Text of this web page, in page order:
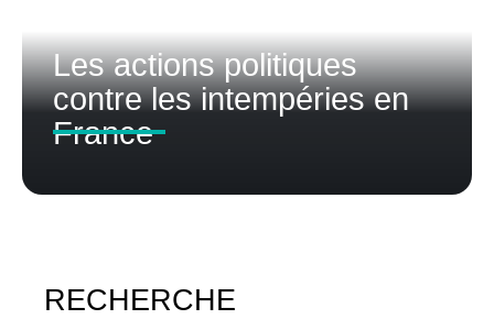
Les actions politiques
contre les intempéries en
France
RECHERCHE